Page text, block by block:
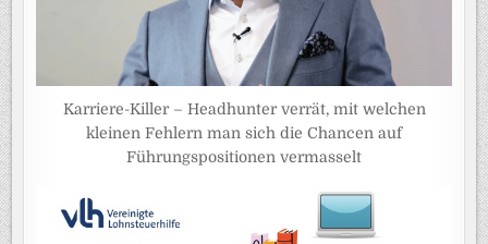
Karriere-Killer – Headhunter verrät, mit welchen
kleinen Fehlern man sich die Chancen auf
Führungspositionen vermasselt